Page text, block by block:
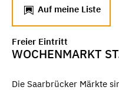
Auf meine Liste
Freier Eintritt
WOCHENMARKT
Die Saarbrücker Märkte